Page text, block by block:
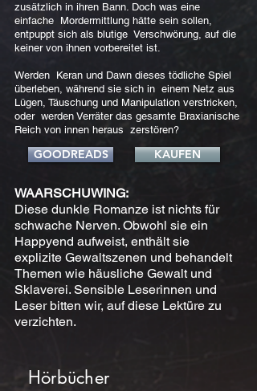
zusätzlich in ihren Bann. Doch was eine
einfache Mordermittlung hätte sein sollen,
entpuppt sich als blutige Verschwörung, auf die
keiner von ihnen vorbereitet ist.
Werden Keran und Dawn dieses tödliche Spiel
überleben, während sie sich in einem Netz aus
Lügen, Täuschung und Manipulation verstricken,
oder werden Verräter das gesamte Braxianische
Reich von innen heraus zerstören?
GOODREADS KAUFEN
WAARSCHUWING:
Diese dunkle Romanze ist nichts für
schwache Nerven. Obwohl sie ein
Happyend aufweist, enthält sie
explizite Gewaltszenen und behandelt
Themen wie häusliche Gewalt und
Sklaverei. Sensible Leserinnen und
Leser bitten wir, auf diese Lektüre zu
verzichten.
Hörbücher